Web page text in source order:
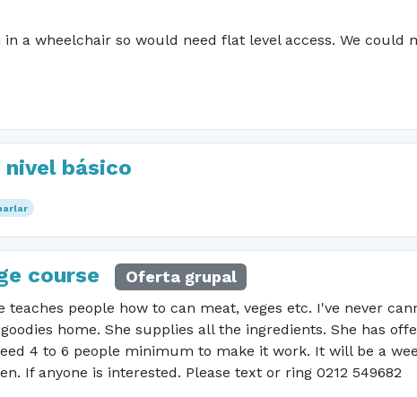
a wheelchair so would need flat level access. We could
nivel básico
course Oferta grupal
people how to can meat, veges etc. I've never
home. She supplies all the ingredients. She has
4 to 6 people minimum to make it work. It will be a
If anyone is interested. Please text or ring 0212 549682